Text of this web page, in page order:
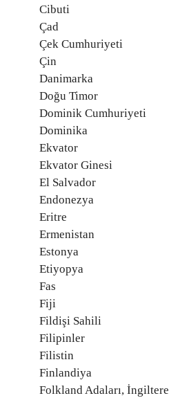
Cibuti
Çad
Çek Cumhuriyeti
Çin
Danimarka
Doğu Timor
Dominik Cumhuriyeti
Dominika
Ekvator
Ekvator Ginesi
El Salvador
Endonezya
Eritre
Ermenistan
Estonya
Etiyopya
Fas
Fiji
Fildişi Sahili
Filipinler
Filistin
Finlandiya
Folkland Adaları, İngiltere